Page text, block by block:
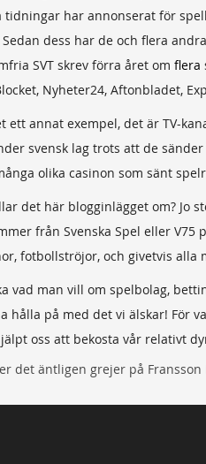
tidningar har annonserat för
Sedan dess har de och flera
SVT skrev förra året om flera
Nyheter24, Aftonbladet,
ett annat exempel, det är TV-
svensk lag trots att de
olika casinon som sänt
det här blogginlägget om? Jo
från Svenska Spel eller
fotbollströjor, och givetvis
vad man vill om spelbolag,
hålla på med det vi älskar! För
oss att bekosta vår relativt
det äntligen grejer på